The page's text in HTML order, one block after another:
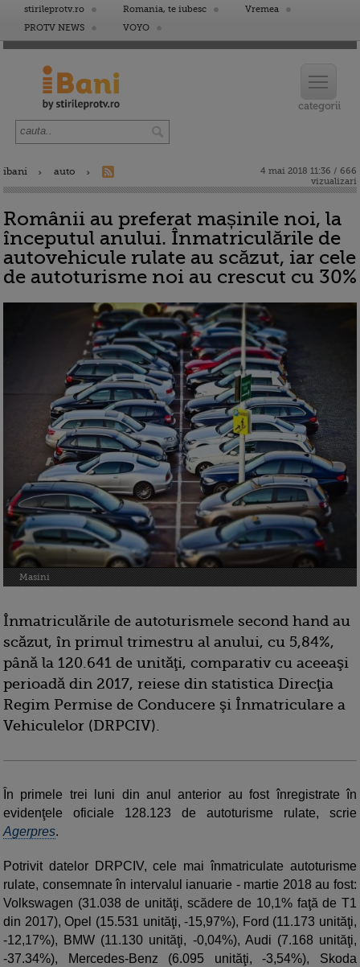
stirileprotv.ro Romania, te iubesc
Vremea
PROTV NEWS
VOYO
ibani auto
4 mai 2018 11:36 / 666
vizualizari
Românii au preferat mașinile noi, la
începutul anului. Înmatriculările de
autovehicule rulate au scăzut, iar cele
de autoturisme noi au crescut cu 30%
Masini
Înmatriculările de autoturismele second hand au
scăzut, în primul trimestru al anului, cu 5,84%,
până la 120.641 de unităţi, comparativ cu aceeaşi
perioadă din 2017, reiese din statistica Direcţia
Regim Permise de Conducere şi Înmatriculare a
Vehiculelor (DRPCIV).
În primele trei luni din anul anterior au fost înregistrate în
evidenţele oficiale 128.123 de autoturisme rulate, scrie
Agerpres.
Potrivit datelor DRPCIV, cele mai înmatriculate autoturisme
rulate, consemnate în intervalul ianuarie - martie 2018 au fost:
Volkswagen (31.038 de unităţi, scădere de 10,1% faţă de T1
din 2017), Opel (15.531 unităţi, -15,97%), Ford (11.173 unităţi,
-12,17%), BMW (11.130 unităţi, -0,04%), Audi (7.168 unităţi,
-37.34%), Mercedes-Benz (6.095 unităţi, -3,54%), Skoda